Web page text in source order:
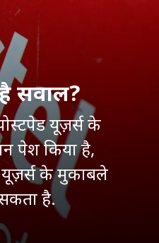
सवाल?
यूज़र्स के
पेश किया है,
यूज़र्स के मुकाबले
है.